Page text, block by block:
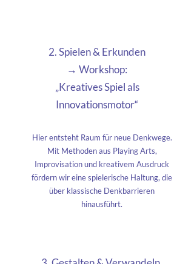
2. Spielen & Erkunden
→ Workshop:
„Kreatives Spiel als
Innovationsmotor“
Hier entsteht Raum für neue Denkwege.
Mit Methoden aus Playing Arts,
Improvisation und kreativem Ausdruck
fördern wir eine spielerische Haltung, die
über klassische Denkbarrieren
hinausführt.